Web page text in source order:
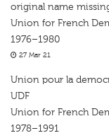
original name
Union for French
1976–1980
27 Mar 21
Union pour la
UDF
Union for French
1978–1991